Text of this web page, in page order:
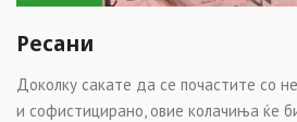
Ресани
Доколку сакате да се почастите со
и софистицирано, овие колачиња ќе